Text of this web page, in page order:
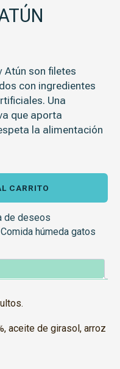
Atún son filetes
con ingredientes
Una
que aporta
la alimentación
CARRITO
de deseos
Comida húmeda gatos
aceite de girasol, arroz